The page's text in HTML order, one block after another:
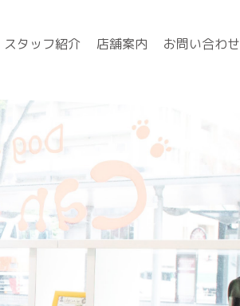
スタッフ紹介 店舗案内 お問い合わせ